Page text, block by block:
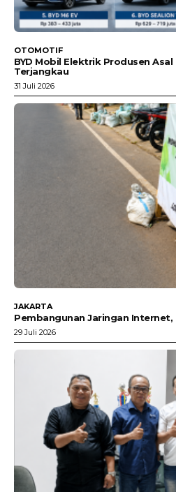
OTOMOTIF
BYD Mobil Elektrik Produsen
Terjangkau
31 Juli 2026
JAKARTA
Pembangunan Jaringan
29 Juli 2026